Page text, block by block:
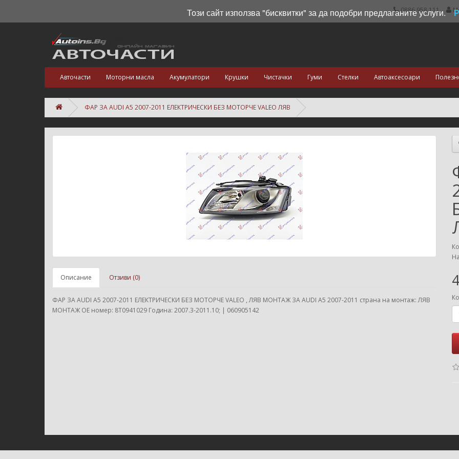
0886 958 111
Авточасти Моторни масла Акумулатори Крушки Чистачки Гуми Стелки Автоаксесоари
ФАР ЗА AUDI A5 2007-2011 ЕЛЕКТРИЧЕСКИ БЕЗ МОТОРЧЕ VALEO ЛЯВ
Описание Отзиви (0)
ФАР ЗА AUDI A5 2007-2011 ЕЛЕКТРИЧЕСКИ БЕЗ МОТОРЧЕ VALEO , ЛЯВ МОНТАЖ ЗА AUDI A5 2007-2011 страна на монтаж: ЛЯВ
МОНТАЖ ОЕ номер: 8T0941029 Година: 2007.3-2011.10; | 060905142
Този сайт използва "бисквитки" за да подобри предлаганите услуги.